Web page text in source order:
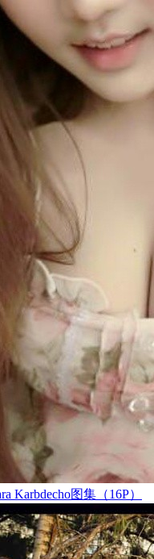
Karbdecho图集（16P）